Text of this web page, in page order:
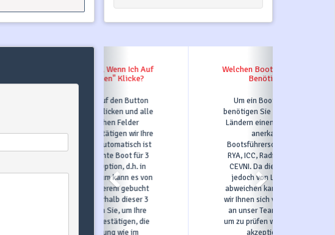
Welchen Bootsführerschein
benötigen Sie in den meisten
Ländern einen international
Bootsführerschein, wie z.B.
RYA, ICC, Radio Lizenz oder
CEVNI. Da diese Regelung
jedoch von Land zu Land
abweichen kann, empfehlen
wir Ihnen sich vor der Anreise
an unser Team zu wenden,
um zu prüfen welcher Schein